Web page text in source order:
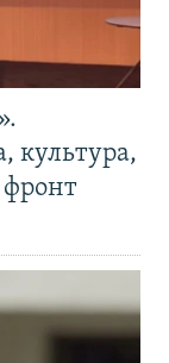
культура,